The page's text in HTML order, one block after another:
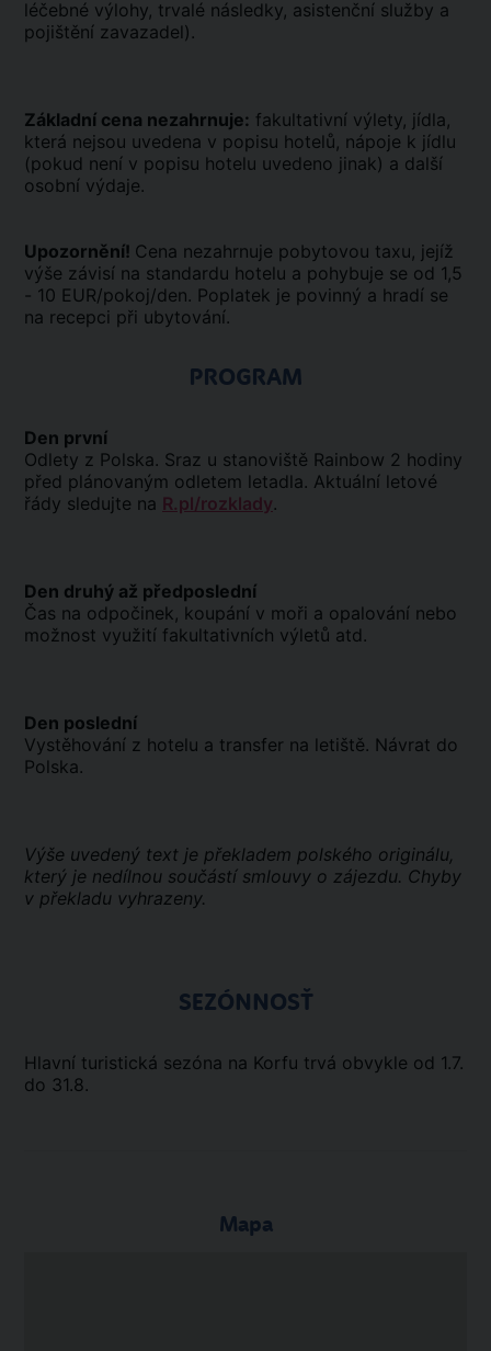
léčebné výlohy, trvalé následky, asistenční služby a
pojištění zavazadel).
Základní cena nezahrnuje: fakultativní výlety, jídla,
která nejsou uvedena v popisu hotelů, nápoje k jídlu
(pokud není v popisu hotelu uvedeno jinak) a další
osobní výdaje.
Upozornění! Cena nezahrnuje pobytovou taxu, jejíž
výše závisí na standardu hotelu a pohybuje se od 1,5
- 10 EUR/pokoj/den. Poplatek je povinný a hradí se
na recepci při ubytování.
PROGRAM
Den první
Odlety z Polska. Sraz u stanoviště Rainbow 2 hodiny
před plánovaným odletem letadla. Aktuální letové
řády sledujte na R.pl/rozklady.
Den druhý až předposlední
Čas na odpočinek, koupání v moři a opalování nebo
možnost využití fakultativních výletů atd.
Den poslední
Vystěhování z hotelu a transfer na letiště. Návrat do
Polska.
Výše uvedený text je překladem polského originálu,
který je nedílnou součástí smlouvy o zájezdu. Chyby
v překladu vyhrazeny.
SEZÓNNOSŤ
Hlavní turistická sezóna na Korfu trvá obvykle od 1.7.
do 31.8.
Mapa